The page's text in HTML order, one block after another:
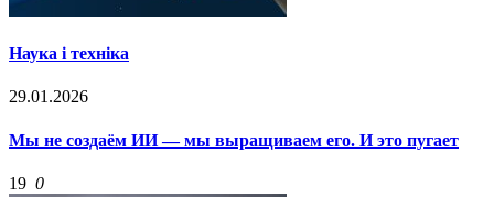
Наука і техніка
29.01.2026
Мы не создаём ИИ — мы выращиваем его. И это пугает
19 0